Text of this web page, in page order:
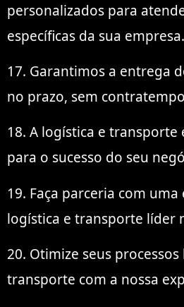
personalizados para
específicas da sua empresa.
17. Garantimos a entrega
no prazo, sem
18. A logística e transporte
para o sucesso do seu
19. Faça parceria com
logística e transporte líder
20. Otimize seus
transporte com a nossa